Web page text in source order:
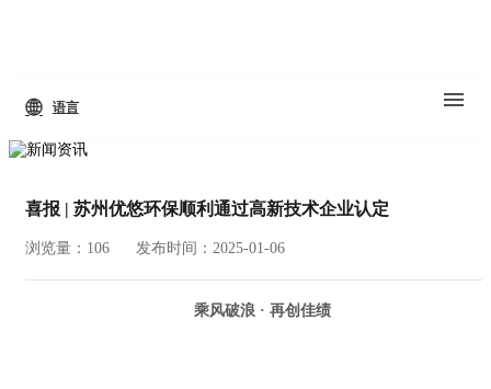
语言
喜报 | 苏州优悠环保顺利通过高新技术企业认定
浏览量：106 发布时间：2025-01-06
乘风破浪 · 再创佳绩